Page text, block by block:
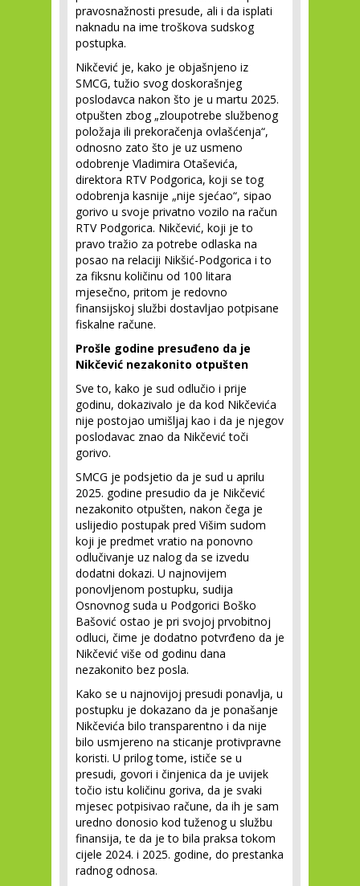
pravosnažnosti presude, ali i da isplati
naknadu na ime troškova sudskog
postupka.
Nikčević je, kako je objašnjeno iz
SMCG, tužio svog doskorašnjeg
poslodavca nakon što je u martu 2025.
otpušten zbog „zloupotrebe službenog
položaja ili prekoračenja ovlašćenja“,
odnosno zato što je uz usmeno
odobrenje Vladimira Otaševića,
direktora RTV Podgorica, koji se tog
odobrenja kasnije „nije sjećao“, sipao
gorivo u svoje privatno vozilo na račun
RTV Podgorica. Nikčević, koji je to
pravo tražio za potrebe odlaska na
posao na relaciji Nikšić-Podgorica i to
za fiksnu količinu od 100 litara
mjesečno, pritom je redovno
finansijskoj službi dostavljao potpisane
fiskalne račune.
Prošle godine presuđeno da je
Nikčević nezakonito otpušten
Sve to, kako je sud odlučio i prije
godinu, dokazivalo je da kod Nikčevića
nije postojao umišljaj kao i da je njegov
poslodavac znao da Nikčević toči
gorivo.
SMCG je podsjetio da je sud u aprilu
2025. godine presudio da je Nikčević
nezakonito otpušten, nakon čega je
uslijedio postupak pred Višim sudom
koji je predmet vratio na ponovno
odlučivanje uz nalog da se izvedu
dodatni dokazi. U najnovijem
ponovljenom postupku, sudija
Osnovnog suda u Podgorici Boško
Bašović ostao je pri svojoj prvobitnoj
odluci, čime je dodatno potvrđeno da je
Nikčević više od godinu dana
nezakonito bez posla.
Kako se u najnovijoj presudi ponavlja, u
postupku je dokazano da je ponašanje
Nikčevića bilo transparentno i da nije
bilo usmjereno na sticanje protivpravne
koristi. U prilog tome, ističe se u
presudi, govori i činjenica da je uvijek
točio istu količinu goriva, da je svaki
mjesec potpisivao račune, da ih je sam
uredno donosio kod tuženog u službu
finansija, te da je to bila praksa tokom
cijele 2024. i 2025. godine, do prestanka
radnog odnosa.